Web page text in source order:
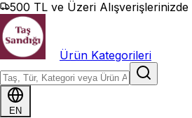
İçeriğe geç
500 TL ve Üzeri Alışverişlerinizde
Ürün Kategorileri
EN